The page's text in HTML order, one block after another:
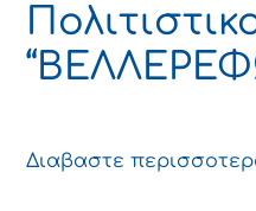
Διαβαστε